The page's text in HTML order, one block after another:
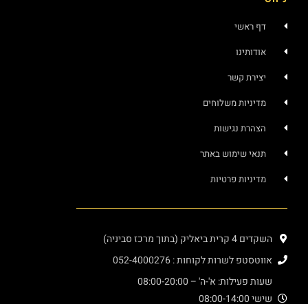
ראשי
קשר
משלוחים
נגישות
שימוש באתר
פרטיות
לשרות לקוחות : 052-4000276
א'-ה' – 08:00-20:00